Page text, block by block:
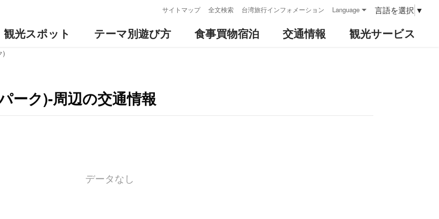
サイトマップ 全文検索 台湾旅行インフォメーション Language 言語を選択 ▼
観光スポット テーマ別遊び方 食事買物宿泊 交通情報 観光サービス
)
ーク)-周辺の交通情報
データなし